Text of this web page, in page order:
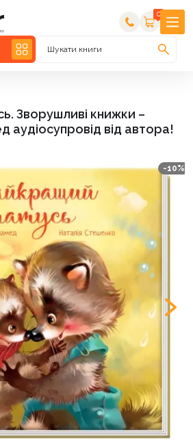
0
Шукати книги
Зворушливі книжки –
аудіосупровід від автора!
-10%